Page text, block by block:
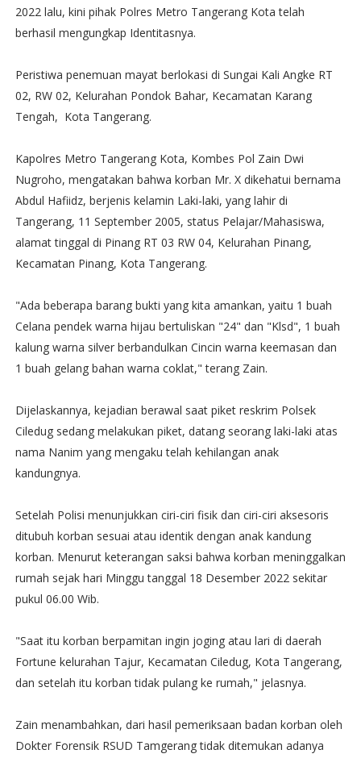
2022 lalu, kini pihak Polres Metro Tangerang Kota telah
berhasil mengungkap Identitasnya.
Peristiwa penemuan mayat berlokasi di Sungai Kali Angke RT
02, RW 02, Kelurahan Pondok Bahar, Kecamatan Karang
Tengah, Kota Tangerang.
Kapolres Metro Tangerang Kota, Kombes Pol Zain Dwi
Nugroho, mengatakan bahwa korban Mr. X dikehatui bernama
Abdul Hafiidz, berjenis kelamin Laki-laki, yang lahir di
Tangerang, 11 September 2005, status Pelajar/Mahasiswa,
alamat tinggal di Pinang RT 03 RW 04, Kelurahan Pinang,
Kecamatan Pinang, Kota Tangerang.
"Ada beberapa barang bukti yang kita amankan, yaitu 1 buah
Celana pendek warna hijau bertuliskan "24" dan "Klsd", 1 buah
kalung warna silver berbandulkan Cincin warna keemasan dan
1 buah gelang bahan warna coklat," terang Zain.
Dijelaskannya, kejadian berawal saat piket reskrim Polsek
Ciledug sedang melakukan piket, datang seorang laki-laki atas
nama Nanim yang mengaku telah kehilangan anak
kandungnya.
Setelah Polisi menunjukkan ciri-ciri fisik dan ciri-ciri aksesoris
ditubuh korban sesuai atau identik dengan anak kandung
korban. Menurut keterangan saksi bahwa korban meninggalkan
rumah sejak hari Minggu tanggal 18 Desember 2022 sekitar
pukul 06.00 Wib.
"Saat itu korban berpamitan ingin joging atau lari di daerah
Fortune kelurahan Tajur, Kecamatan Ciledug, Kota Tangerang,
dan setelah itu korban tidak pulang ke rumah," jelasnya.
Zain menambahkan, dari hasil pemeriksaan badan korban oleh
Dokter Forensik RSUD Tamgerang tidak ditemukan adanya